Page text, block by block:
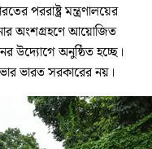
পররাষ্ট্র মন্ত্রণালয়ের
অংশগ্রহণে আয়োজিত
উদ্যোগে অনুষ্ঠিত হচ্ছে।
ভারত সরকারের নয়।